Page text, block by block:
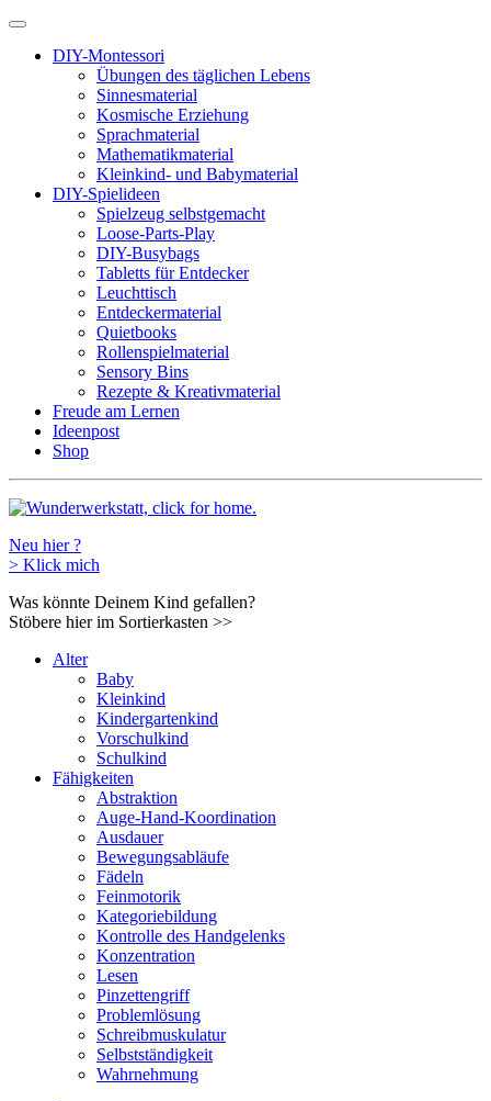
DIY-Montessori
Übungen des täglichen Lebens
Sinnesmaterial
Kosmische Erziehung
Sprachmaterial
Mathematikmaterial
Kleinkind- und Babymaterial
DIY-Spielideen
Spielzeug selbstgemacht
Loose-Parts-Play
DIY-Busybags
Tabletts für Entdecker
Leuchttisch
Entdeckermaterial
Quietbooks
Rollenspielmaterial
Sensory Bins
Rezepte & Kreativmaterial
Freude am Lernen
Ideenpost
Shop
Neu hier ?
> Klick mich
Was könnte Deinem Kind gefallen?
Stöbere hier im Sortierkasten >>
Alter
Baby
Kleinkind
Kindergartenkind
Vorschulkind
Schulkind
Fähigkeiten
Abstraktion
Auge-Hand-Koordination
Ausdauer
Bewegungsabläufe
Fädeln
Feinmotorik
Kategoriebildung
Kontrolle des Handgelenks
Konzentration
Lesen
Pinzettengriff
Problemlösung
Schreibmuskulatur
Selbstständigkeit
Wahrnehmung